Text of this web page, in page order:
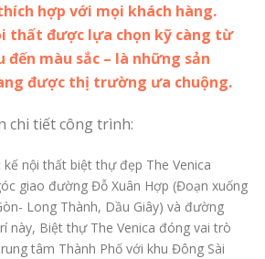
hợp với mọi khách hàng.
thất được lựa chọn kỹ càng từ
màu sắc – là những sản
được thị trường ưa chuộng.
chi tiết công trình:
kế nội thất biệt thự đẹp The Venica
giao đường Đỗ Xuân Hợp (Đoạn xuống
Long Thành, Dầu Giây) và đường
này, Biệt thự The Venica đóng vai trò
tâm Thành Phố với khu Đông Sài